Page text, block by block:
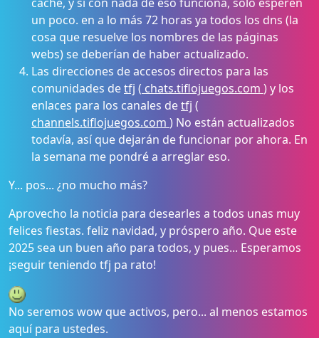
un poco. en a lo más 72 horas ya todos los dns (la
cosa que resuelve los nombres de las páginas
webs) se deberían de haber actualizado.
Las direcciones de accesos directos para las
comunidades detfj ( chats.tiflojuegos.com ) y los
enlaces para los canales detfj (
channels.tiflojuegos.com ) No están actualizados
todavía, así que dejarán de funcionar por ahora. En
la semana me pondré a arreglar eso.
Y... pos... ¿no mucho más?
Aprovecho la noticia para desearles a todos unas muy
felices fiestas. feliz navidad, y próspero año. Que este
2025 sea un buen año para todos, y pues... Esperamos
¡seguir teniendo tfj pa rato!
No seremos wow que activos, pero... al menos estamos
aquí para ustedes.